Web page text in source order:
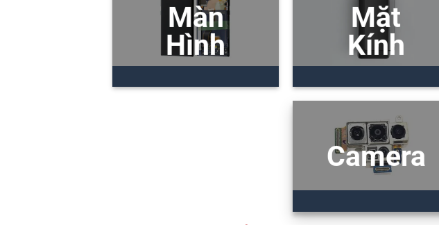
Màn
Hình
Mặt
Kính
Camera